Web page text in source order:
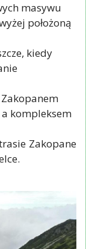
masywu
położoną
kiedy
a kompleksem
Zakopane